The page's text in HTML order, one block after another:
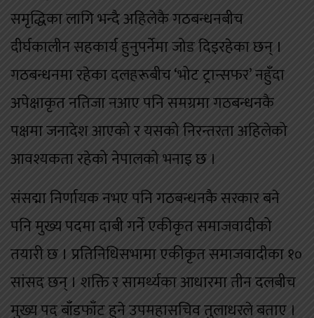
समृद्धिका लागि भन्दै अहिलेकै गठबन्धनबीच
दीर्घकालीन सहकार्य हुनुपर्नेमा जोड दिइरहेका छन् ।
गठबन्धनमा रहेका दलहरूबीच ‘भोट ट्रान्सफर’ नहुँदा
अपेक्षाकृत नतिजा नआए पनि समग्रमा गठबन्धनकै
पक्षमा जनादेश आएको र यसको निरन्तरता अहिलेको
आवश्यकता रहेको नेपालको भनाइ छ ।
संसद्मा निर्णायक नभए पनि गठबन्धनकै सरकार बने
पनि मुख्य पदमा दाबी गर्ने एकीकृत समाजवादीको
तयारी छ । प्रतिनिधिसभामा एकीकृत समाजवादीका १०
सांसद छन् । शक्ति र सामर्थ्यका आधारमा तीन दलबीच
मुख्य पद बाँडफाँट हुने उपमहासचिव तुलाधरले बताए ।